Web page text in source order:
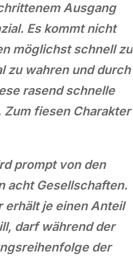
Ausgang
Es kommt nicht
möglichst schnell zu
zu wahren und durch
rasend schnelle
fiesen Charakter
prompt von den
acht Gesellschaften.
erhält je einen Anteil
darf während der
der